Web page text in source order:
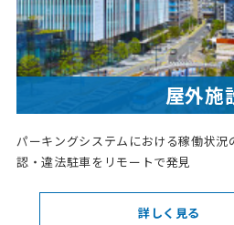
屋外施
パーキングシステムにおける稼働状
認・違法駐車をリモートで発見
詳しく見る